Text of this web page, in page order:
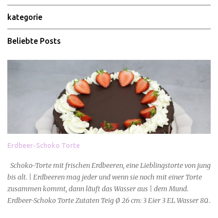
a
e
kategorie
Beliebte Posts
Erdbeer-Schoko Torte
Schoko-Torte mit frischen Erdbeeren, eine Lieblingstorte von jung
bis alt. | Erdbeeren mag jeder und wenn sie noch mit einer Torte
zusammen kommt, dann läuft das Wasser aus | dem Mund.
Erdbeer-Schoko Torte Zutaten Teig Ø 26 cm: 3 Eier 3 EL Wasser 80